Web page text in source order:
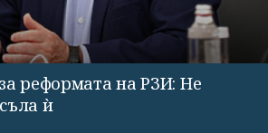
реформата на РЗИ: Не
ѝ